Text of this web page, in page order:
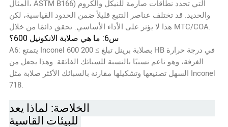
المثال، ASTM B166) التي تحدد نطاقات صارمة للنيكل والكروم
والحديد. قد تختلف عناصر التتبع قليلاً ضمن الحدود القياسية، لكن
هذا لا يؤثر على الأداء الأساسي. تحقق دائمًا من خلال MTC/COA.
A6: يتمتع Inconel 600 بصلابة برينل تبلغ ≥ 200 HB في درجة حرارة
الغرفة، وهو ناعم نسبيًا بالنسبة للسبائك الفائقة. وهذا يجعل من
السهل تصنيعها وتشكيلها مقارنة بالسبائك الأكثر صلابة مثل Inconel
718.
الخلاصة: لماذا يعد Inconel 600 الخيار الأفضل